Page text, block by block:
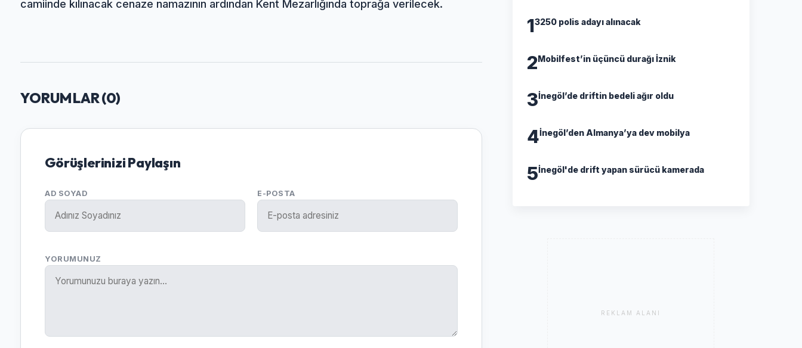
camiinde kılınacak cenaze namazının ardından Kent Mezarlığında toprağa verilecek.
YORUMLAR (0)
Görüşlerinizi Paylaşın
AD SOYAD E-POSTA
YORUMUNUZ
13250 polis adayı alınacak
2Mobilfest’in üçüncü durağı İznik
3İnegöl’de driftin bedeli ağır oldu
4İnegöl’den Almanya’ya dev mobilya
5İnegöl'de drift yapan sürücü kamerada
REKLAM ALANI